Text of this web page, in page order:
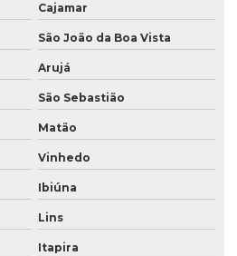
rafia
externa
Cajamar
São João da Boa Vista
Arujá
São Sebastião
Matão
Vinhedo
Ibiúna
Lins
Itapira